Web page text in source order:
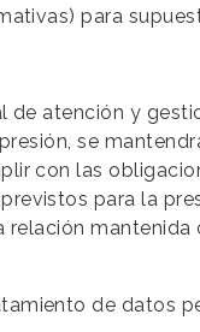
para
de atención y
se
con las
para la
mantenida
de datos